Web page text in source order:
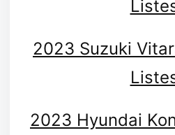
2023 Suzuki
2023 Hyundai